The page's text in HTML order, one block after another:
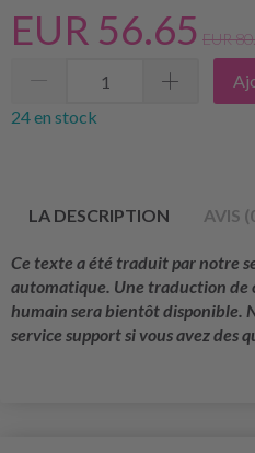
EUR 56.65 EUR
24 en stock
LA DESCRIPTION AVIS
Ce texte a été traduit par notre
automatique. Une traduction de
humain sera bientôt disponible.
service support si vous avez des